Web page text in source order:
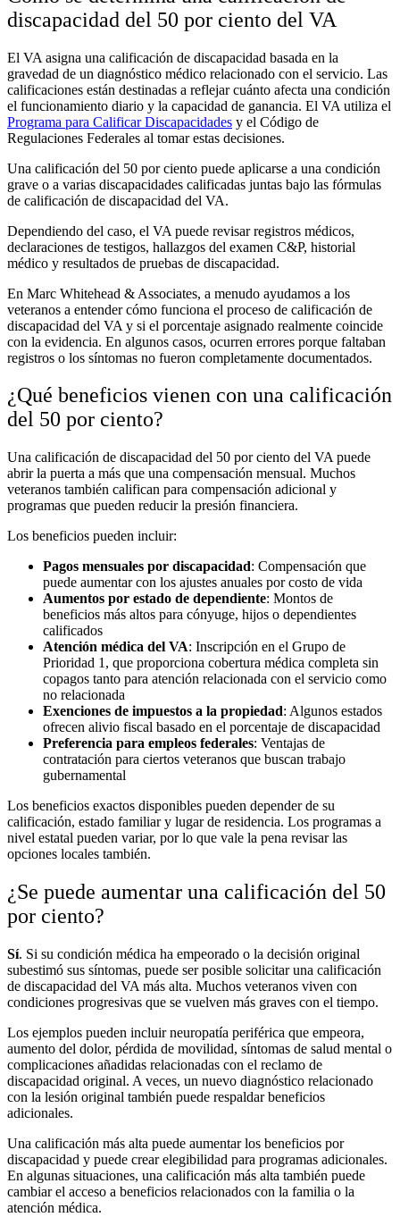
discapacidad del 50 por ciento del VA
El VA asigna una calificación de discapacidad basada en la
gravedad de un diagnóstico médico relacionado con el servicio. Las
calificaciones están destinadas a reflejar cuánto afecta una condición
el funcionamiento diario y la capacidad de ganancia. El VA utiliza el
Programa para Calificar Discapacidades y el Código de
Regulaciones Federales al tomar estas decisiones.
Una calificación del 50 por ciento puede aplicarse a una condición
grave o a varias discapacidades calificadas juntas bajo las fórmulas
de calificación de discapacidad del VA.
Dependiendo del caso, el VA puede revisar registros médicos,
declaraciones de testigos, hallazgos del examen C&P, historial
médico y resultados de pruebas de discapacidad.
En Marc Whitehead & Associates, a menudo ayudamos a los
veteranos a entender cómo funciona el proceso de calificación de
discapacidad del VA y si el porcentaje asignado realmente coincide
con la evidencia. En algunos casos, ocurren errores porque faltaban
registros o los síntomas no fueron completamente documentados.
¿Qué beneficios vienen con una calificación
del 50 por ciento?
Una calificación de discapacidad del 50 por ciento del VA puede
abrir la puerta a más que una compensación mensual. Muchos
veteranos también califican para compensación adicional y
programas que pueden reducir la presión financiera.
Los beneficios pueden incluir:
Pagos mensuales por discapacidad: Compensación que
puede aumentar con los ajustes anuales por costo de vida
Aumentos por estado de dependiente: Montos de
beneficios más altos para cónyuge, hijos o dependientes
calificados
Atención médica del VA: Inscripción en el Grupo de
Prioridad 1, que proporciona cobertura médica completa sin
copagos tanto para atención relacionada con el servicio como
no relacionada
Exenciones de impuestos a la propiedad: Algunos estados
ofrecen alivio fiscal basado en el porcentaje de discapacidad
Preferencia para empleos federales: Ventajas de
contratación para ciertos veteranos que buscan trabajo
gubernamental
Los beneficios exactos disponibles pueden depender de su
calificación, estado familiar y lugar de residencia. Los programas a
nivel estatal pueden variar, por lo que vale la pena revisar las
opciones locales también.
¿Se puede aumentar una calificación del 50
por ciento?
Sí. Si su condición médica ha empeorado o la decisión original
subestimó sus síntomas, puede ser posible solicitar una calificación
de discapacidad del VA más alta. Muchos veteranos viven con
condiciones progresivas que se vuelven más graves con el tiempo.
Los ejemplos pueden incluir neuropatía periférica que empeora,
aumento del dolor, pérdida de movilidad, síntomas de salud mental o
complicaciones añadidas relacionadas con el reclamo de
discapacidad original. A veces, un nuevo diagnóstico relacionado
con la lesión original también puede respaldar beneficios
adicionales.
Una calificación más alta puede aumentar los beneficios por
discapacidad y puede crear elegibilidad para programas adicionales.
En algunas situaciones, una calificación más alta también puede
cambiar el acceso a beneficios relacionados con la familia o la
atención médica.